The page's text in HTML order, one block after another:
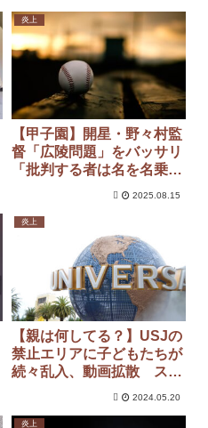
炎上
【甲子園】開星・野々村監
督「広陵問題」をバッサリ
「批判する者は名を名乗
2025.08.15
炎上
【親は何してる？】USJの
禁止エリアに子どもたちが
続々乱入、動画拡散 スタ
2024.05.20
炎上